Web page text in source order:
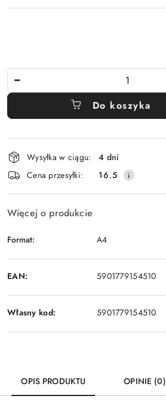
Do koszyka
Dostępność
i
dostawa
Wysyłka w ciągu:
4 dni
Cena przesyłki:
16.5
Więcej o produkcie
Format: A4
EAN: 5901779154510
Własny kod: 5901779154510
OPIS PRODUKTU OPINIE (0)